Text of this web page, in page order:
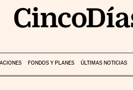
FONDOS Y PLANES ÚLTIMAS NOTICIAS